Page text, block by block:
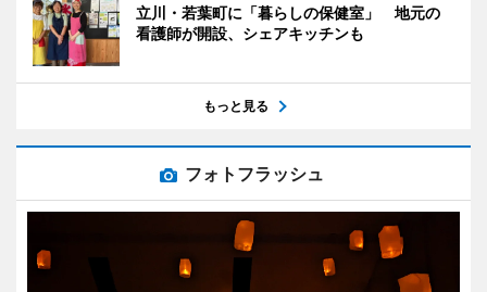
立川・若葉町に「暮らしの保健室」 地元の
看護師が開設、シェアキッチンも
もっと見る
フォトフラッシュ